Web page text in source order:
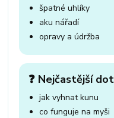
špatné uhlíky
aku nářadí
opravy a údržba
❓ Nejčastější
jak vyhnat kunu
co funguje na myši